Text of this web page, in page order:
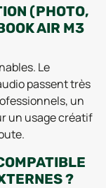
(PHOTO,
AIR M3
Le
passent très
un
un usage créatif
?